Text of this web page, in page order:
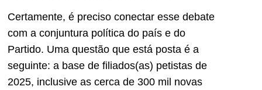
Certamente, é preciso conectar esse debate
com a conjuntura política do país e do
Partido. Uma questão que está posta é a
seguinte: a base de filiados(as) petistas de
2025, inclusive as cerca de 300 mil novas